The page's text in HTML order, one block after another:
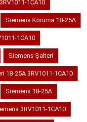
1CA10
Siemens Koruma 18-25A
1CA10
Siemens Şalteri
18-25A 3RV1011-1CA10
Siemens 18-25A
3RV1011-1CA10